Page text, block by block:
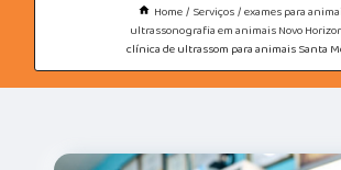
Home Serviços exames para
ultrassonografia em animais Novo
clínica de ultrassom para animais Santa